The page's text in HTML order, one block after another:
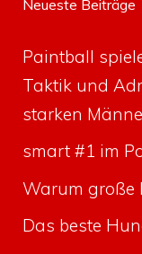
Neueste Beiträge
Paintball
Taktik und
starken
smart #1 im
Warum große
Das beste